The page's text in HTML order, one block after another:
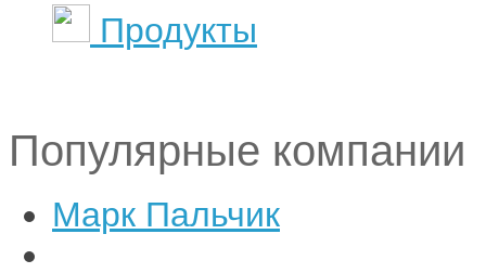
Продукты
Популярные компании
Марк Пальчик